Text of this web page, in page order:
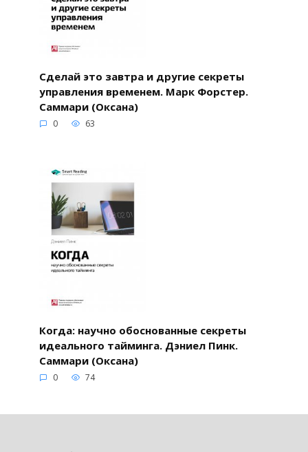
Сделай это завтра и другие секреты
управления временем. Марк Форстер.
Саммари (Оксана)
0 63
Когда: научно обоснованные секреты
идеального тайминга. Дэниел Пинк.
Саммари (Оксана)
0 74